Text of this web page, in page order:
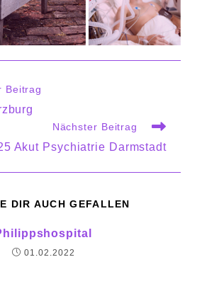
Beitrag
Nächster Beitrag
Akut Psychiatrie Darmstadt
DIR AUCH GEFALLEN
01.02.2022